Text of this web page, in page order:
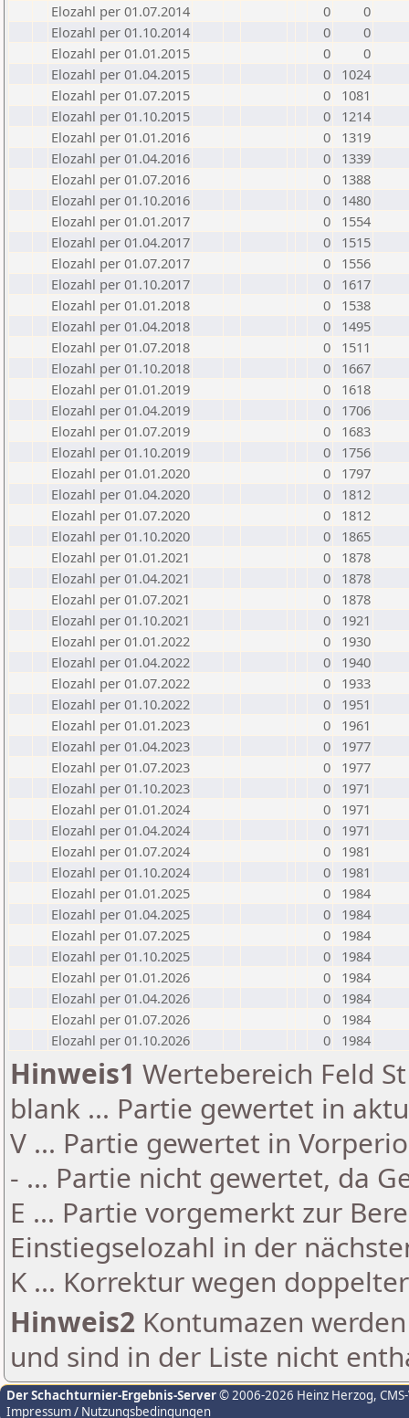
Elozahl per 01.07.2014
0
0
Elozahl per 01.10.2014
0
0
Elozahl per 01.01.2015
0
0
Elozahl per 01.04.2015
0
1024
Elozahl per 01.07.2015
0
1081
Elozahl per 01.10.2015
0
1214
Elozahl per 01.01.2016
0
1319
Elozahl per 01.04.2016
0
1339
Elozahl per 01.07.2016
0
1388
Elozahl per 01.10.2016
0
1480
Elozahl per 01.01.2017
0
1554
Elozahl per 01.04.2017
0
1515
Elozahl per 01.07.2017
0
1556
Elozahl per 01.10.2017
0
1617
Elozahl per 01.01.2018
0
1538
Elozahl per 01.04.2018
0
1495
Elozahl per 01.07.2018
0
1511
Elozahl per 01.10.2018
0
1667
Elozahl per 01.01.2019
0
1618
Elozahl per 01.04.2019
0
1706
Elozahl per 01.07.2019
0
1683
Elozahl per 01.10.2019
0
1756
Elozahl per 01.01.2020
0
1797
Elozahl per 01.04.2020
0
1812
Elozahl per 01.07.2020
0
1812
Elozahl per 01.10.2020
0
1865
Elozahl per 01.01.2021
0
1878
Elozahl per 01.04.2021
0
1878
Elozahl per 01.07.2021
0
1878
Elozahl per 01.10.2021
0
1921
Elozahl per 01.01.2022
0
1930
Elozahl per 01.04.2022
0
1940
Elozahl per 01.07.2022
0
1933
Elozahl per 01.10.2022
0
1951
Elozahl per 01.01.2023
0
1961
Elozahl per 01.04.2023
0
1977
Elozahl per 01.07.2023
0
1977
Elozahl per 01.10.2023
0
1971
Elozahl per 01.01.2024
0
1971
Elozahl per 01.04.2024
0
1971
Elozahl per 01.07.2024
0
1981
Elozahl per 01.10.2024
0
1981
Elozahl per 01.01.2025
0
1984
Elozahl per 01.04.2025
0
1984
Elozahl per 01.07.2025
0
1984
Elozahl per 01.10.2025
0
1984
Elozahl per 01.01.2026
0
1984
Elozahl per 01.04.2026
0
1984
Elozahl per 01.07.2026
0
1984
Elozahl per 01.10.2026
0 1984
Hinweis1 Wertebereich Feld
blank ... Partie gewertet in
V ... Partie gewertet in
- ... Partie nicht gewertet, da
E ... Partie vorgemerkt zur
Einstiegselozahl in der
K ... Korrektur wegen
Hinweis2 Kontumazen
und sind in der Liste nicht
Der Schachturnier-Ergebnis-Server© 2006-2026 Heinz Herzog,
Impressum / Nutzungsbedingungen